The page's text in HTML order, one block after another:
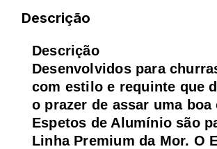
Descrição
Descrição
Desenvolvidos para
com estilo e requinte que
o prazer de assar uma boa
Espetos de Alumínio são
Linha Premium da Mor. O